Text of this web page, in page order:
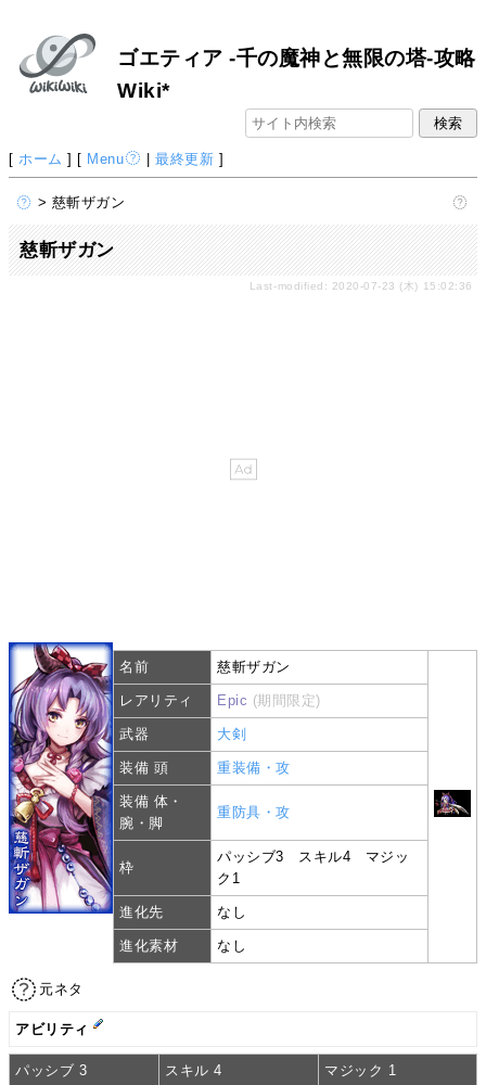
ゴエティア -千の魔神と無限の塔-攻略
Wiki*
[ ホーム ] [ Menu |最終更新 ]
> 慈斬ザガン
慈斬ザガン
Last-modified: 2020-07-23 (木) 15:02:36
名前 慈斬ザガン
レアリティ Epic (期間限定)
武器 大剣
装備 頭 重装備・攻
装備 体・
腕・脚
重防具・攻
枠
パッシブ3 スキル4 マジッ
ク1
進化先 なし
進化素材 なし
元ネタ
アビリティ
パッシブ 3 スキル 4 マジック 1